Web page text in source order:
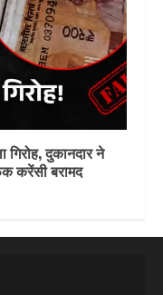
दुकानदार ने
करेंसी बरामद